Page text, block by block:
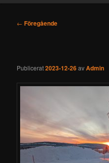
Inläggsnavigering
← Föregående
Publicerat2023-12-26avAdmin